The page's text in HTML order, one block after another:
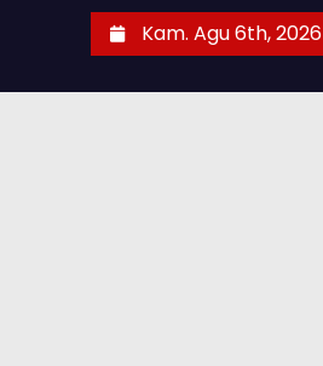
Kam. Agu 6th, 2026